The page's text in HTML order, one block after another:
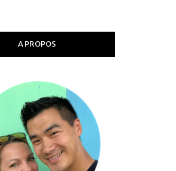
A PROPOS